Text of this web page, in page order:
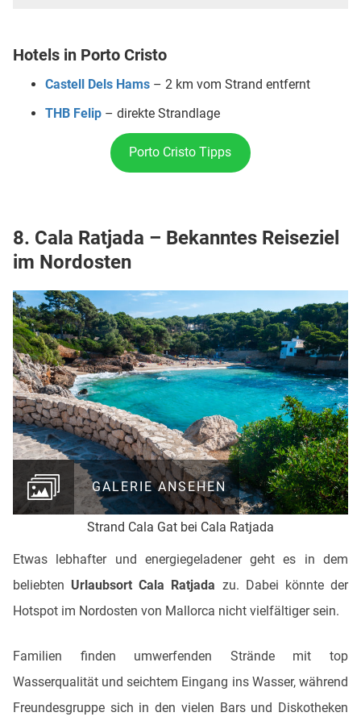
Hotels in Porto Cristo
Castell Dels Hams – 2 km vom Strand entfernt
THB Felip – direkte Strandlage
Porto Cristo Tipps
8. Cala Ratjada – Bekanntes Reiseziel
im Nordosten
Strand Cala Gat bei Cala Ratjada
GALERIE ANSEHEN
Etwas lebhafter und energiegeladener geht es in dem
beliebten Urlaubsort Cala Ratjada zu. Dabei könnte der
Hotspot im Nordosten von Mallorca nicht vielfältiger sein.
Familien finden umwerfenden Strände mit top
Wasserqualität und seichtem Eingang ins Wasser, während
Freundesgruppe sich in den vielen Bars und Diskotheken